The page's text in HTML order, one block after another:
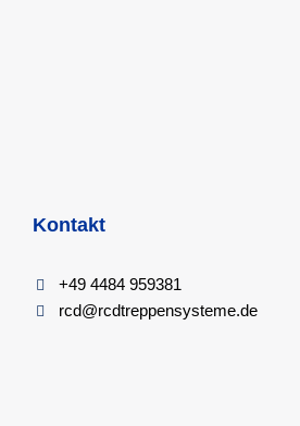
Kontakt
+49 4484 959381
rcd@rcdtreppensysteme.de